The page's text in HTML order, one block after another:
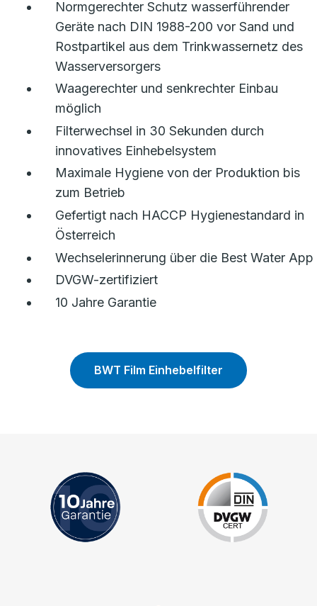
Normgerechter Schutz wasserführender
Geräte nach DIN 1988-200 vor Sand und
Rostpartikel aus dem Trinkwassernetz des
Wasserversorgers
Waagerechter und senkrechter Einbau
möglich
Filterwechsel in 30 Sekunden durch
innovatives Einhebelsystem
Maximale Hygiene von der Produktion bis
zum Betrieb
Gefertigt nach HACCP Hygienestandard in
Österreich
Wechselerinnerung über die Best Water App
DVGW-zertifiziert
10 Jahre Garantie
BWT Film Einhebelfilter